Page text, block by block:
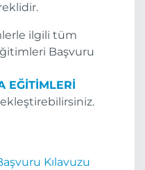
ilgili tüm
Başvuru
EĞİTİMLERİ
Kılavuzu